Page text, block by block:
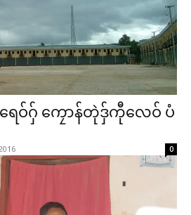
ဝ်ဂှ် ကၠောန်တုဲဒှ်ကီုလေဝ် ပံ
0